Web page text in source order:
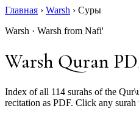
Главная › Warsh › Суры
Warsh · Warsh from Nafi'
Warsh Quran
Index of all 114 surahs of the
recitation as PDF. Click any